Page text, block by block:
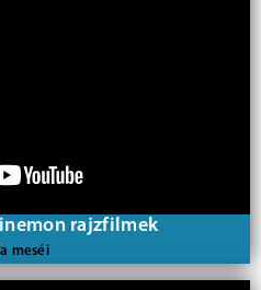
rajzfilmek
meséi